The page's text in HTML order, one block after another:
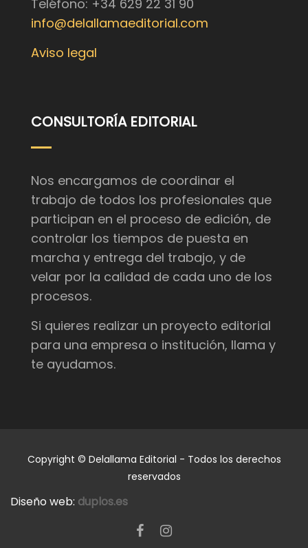
Teléfono: +34 629 22 31 90
info@delallamaeditorial.com
Aviso legal
CONSULTORÍA EDITORIAL
Nos encargamos de coordinar el
trabajo de todos los profesionales que
participan en el proceso de edición, de
controlar los tiempos de puesta en
marcha y entrega del trabajo, y de
velar por la calidad de cada uno de los
procesos.
Si quieres realizar un proyecto editorial
para una empresa o institución, llama y
te ayudamos.
Copyright © Delallama Editorial - Todos los derechos
reservados
Diseño web: duplos.es